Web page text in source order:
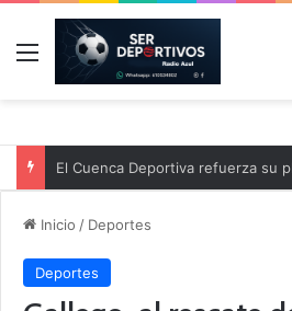
Menú
Inicio / Deportes
Deportes